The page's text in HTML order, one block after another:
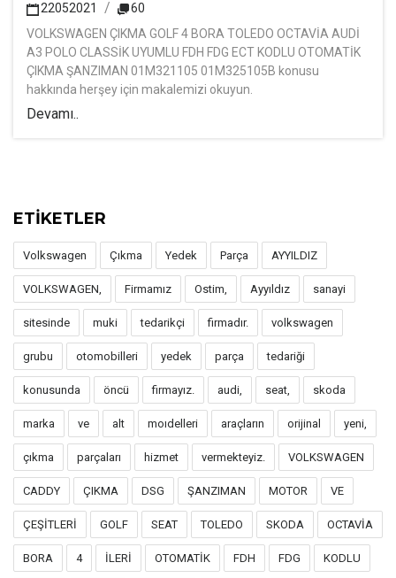
22052021
60
VOLKSWAGEN ÇIKMA GOLF 4 BORA TOLEDO OCTAVİA AUDİ
A3 POLO CLASSİK UYUMLU FDH FDG ECT KODLU OTOMATİK
ÇIKMA ŞANZIMAN 01M321105 01M325105B konusu
hakkında herşey için makalemizi okuyun.
Devamı..
ETİKETLER
Volkswagen Çıkma Yedek Parça AYYILDIZ
VOLKSWAGEN, Firmamız Ostim, Ayyıldız sanayi
sitesinde muki tedarikçi firmadır. volkswagen
grubu otomobilleri yedek parça tedariği
konusunda öncü firmayız. audi, seat, skoda
marka ve alt moıdelleri araçların orijinal yeni,
çıkma parçaları hizmet vermekteyiz. VOLKSWAGEN
CADDY ÇIKMA DSG ŞANZIMAN MOTOR VE
ÇEŞİTLERİ GOLF SEAT TOLEDO SKODA OCTAVİA
BORA 4 İLERİ OTOMATİK FDH FDG KODLU